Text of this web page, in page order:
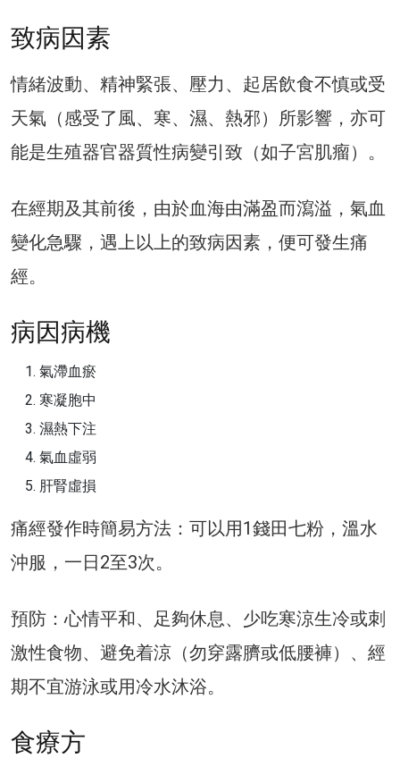
致病因素
情緒波動、精神緊張、壓力、起居飲食不慎或受
天氣（感受了風、寒、濕、熱邪）所影響，亦可
能是生殖器官器質性病變引致（如子宮肌瘤）。
在經期及其前後，由於血海由滿盈而瀉溢，氣血
變化急驟，遇上以上的致病因素，便可發生痛
經。
病因病機
氣滯血瘀
寒凝胞中
濕熱下注
氣血虛弱
肝腎虛損
痛經發作時簡易方法：可以用1錢田七粉，溫水
沖服，一日2至3次。
預防：心情平和、足夠休息、少吃寒涼生冷或刺
激性食物、避免着涼（勿穿露臍或低腰褲）、經
期不宜游泳或用冷水沐浴。
食療方